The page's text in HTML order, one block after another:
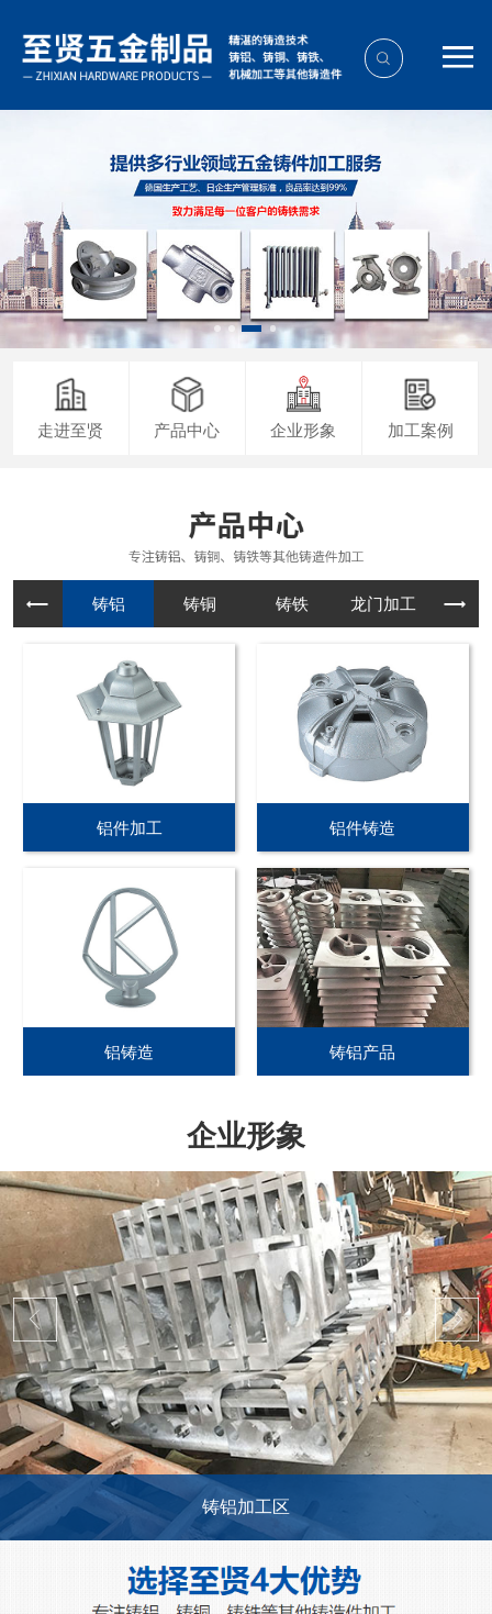
走进至贤 产品中心 企业形象 加工案例
铸铝 铸铜 铸铁 龙门加工
铝件加工 铝件铸造
铝铸造 铸铝产品
企业形象
铸铝加工区